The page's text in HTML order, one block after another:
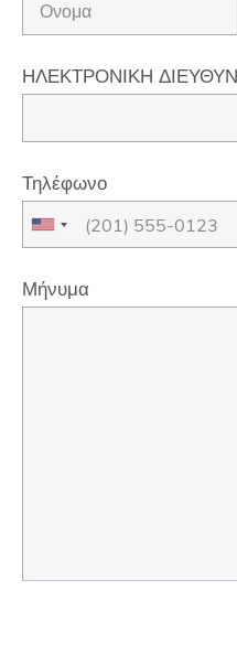
ΗΛΕΚΤΡΟΝΙΚΗ
Τηλέφωνο
Μήνυμα